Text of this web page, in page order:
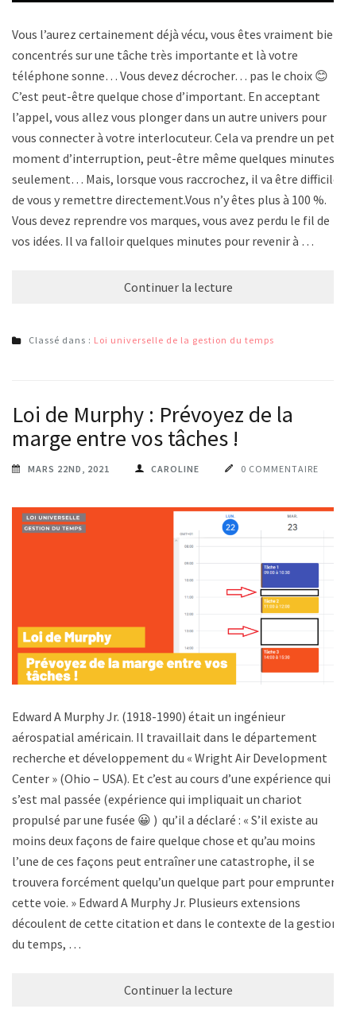
Vous l’aurez certainement déjà vécu, vous êtes vraiment bien
concentrés sur une tâche très importante et là votre
téléphone sonne… Vous devez décrocher… pas le choix 😊
C’est peut-être quelque chose d’important. En acceptant
l’appel, vous allez vous plonger dans un autre univers pour
vous connecter à votre interlocuteur. Cela va prendre un petit
moment d’interruption, peut-être même quelques minutes
seulement… Mais, lorsque vous raccrochez, il va être difficile
de vous y remettre directement.Vous n’y êtes plus à 100 %.
Vous devez reprendre vos marques, vous avez perdu le fil de
vos idées. Il va falloir quelques minutes pour revenir à …
Continuer la lecture
Classé dans : Loi universelle de la gestion du temps
Loi de Murphy : Prévoyez de la
marge entre vos tâches !
MARS 22ND, 2021 CAROLINE 0 COMMENTAIRE
Edward A Murphy Jr. (1918-1990) était un ingénieur
aérospatial américain. Il travaillait dans le département
recherche et développement du « Wright Air Development
Center » (Ohio – USA). Et c’est au cours d’une expérience qui
s’est mal passée (expérience qui impliquait un chariot
propulsé par une fusée 😀 ) qu’il a déclaré : « S’il existe au
moins deux façons de faire quelque chose et qu’au moins
l’une de ces façons peut entraîner une catastrophe, il se
trouvera forcément quelqu’un quelque part pour emprunter
cette voie. » Edward A Murphy Jr. Plusieurs extensions
découlent de cette citation et dans le contexte de la gestion
du temps, …
Continuer la lecture